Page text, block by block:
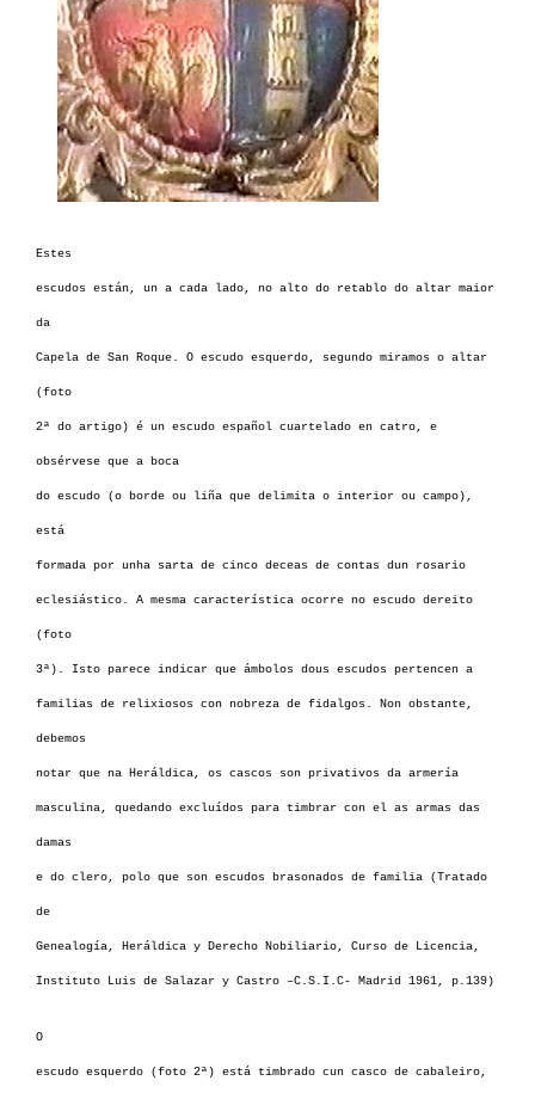
Estes
escudos están, un a cada lado, no alto do retablo do altar maior
da
Capela de San Roque. O escudo esquerdo, segundo miramos o altar
(foto
2ª do artigo) é un escudo español cuartelado en catro, e
obsérvese que a boca
do escudo (o borde ou liña que delimita o interior ou campo),
está
formada por unha sarta de cinco deceas de contas dun rosario
eclesiástico. A mesma característica ocorre no escudo dereito
(foto
3ª). Isto parece indicar que ámbolos dous escudos pertencen a
familias de relixiosos con nobreza de fidalgos. Non obstante,
debemos
notar que na Heráldica, os cascos son privativos da armería
masculina, quedando excluídos para timbrar con el as armas das
damas
e do clero, polo que son escudos brasonados de familia (Tratado
de
Genealogía, Heráldica y Derecho Nobiliario, Curso de Licencia,
Instituto Luis de Salazar y Castro –C.S.I.C- Madrid 1961, p.139)
O
escudo esquerdo (foto 2ª) está timbrado cun casco de cabaleiro,